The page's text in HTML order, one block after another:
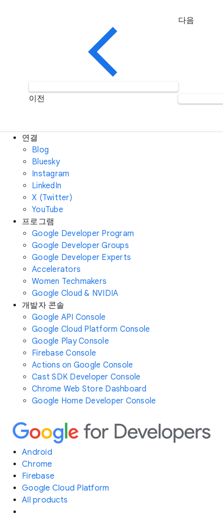
이전
다음
연결
Blog
Bluesky
Instagram
LinkedIn
X (Twitter)
YouTube
프로그램
Google Developer Program
Google Developer Groups
Google Developer Experts
Accelerators
Women Techmakers
Google Cloud & NVIDIA
개발자 콘솔
Google API Console
Google Cloud Platform Console
Google Play Console
Firebase Console
Actions on Google Console
Cast SDK Developer Console
Chrome Web Store Dashboard
Google Home Developer Console
Android
Chrome
Firebase
Google Cloud Platform
All products